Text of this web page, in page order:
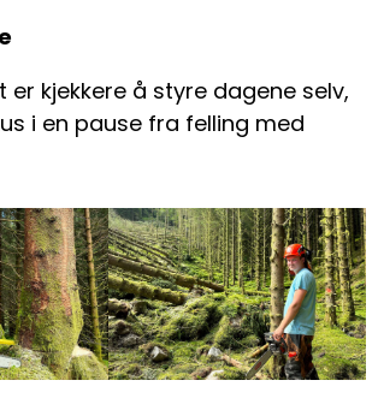
er kjekkere å styre dagene selv,
i en pause fra felling med